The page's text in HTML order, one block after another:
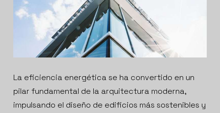
La eficiencia energética se ha convertido en un
pilar fundamental de la arquitectura moderna,
impulsando el diseño de edificios más sostenibles y